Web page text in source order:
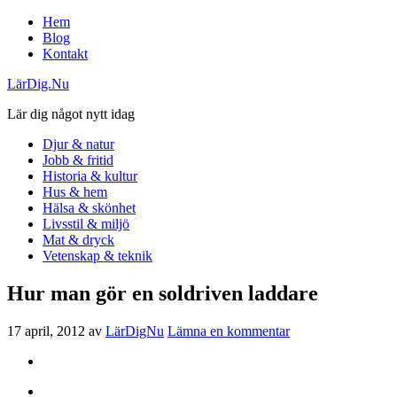
Hem
Blog
Kontakt
LärDig.Nu
Lär dig något nytt idag
Djur & natur
Jobb & fritid
Historia & kultur
Hus & hem
Hälsa & skönhet
Livsstil & miljö
Mat & dryck
Vetenskap & teknik
Hur man gör en soldriven laddare
17 april, 2012 av LärDigNu Lämna en kommentar